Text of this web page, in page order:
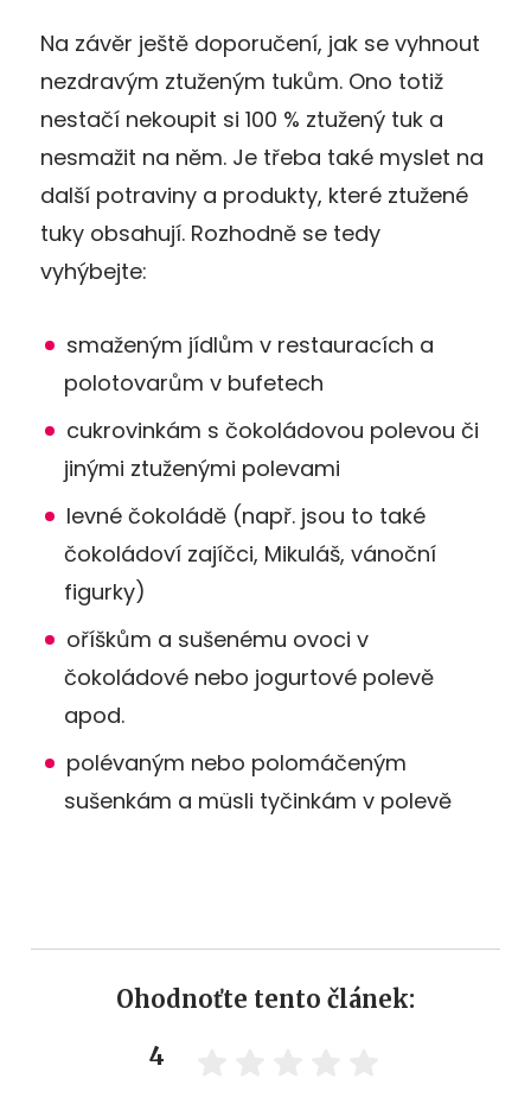
Na závěr ještě doporučení, jak se vyhnout
nezdravým ztuženým tukům. Ono totiž
nestačí nekoupit si 100 % ztužený tuk a
nesmažit na něm. Je třeba také myslet na
další potraviny a produkty, které ztužené
tuky obsahují. Rozhodně se tedy
vyhýbejte:
smaženým jídlům v restauracích a
polotovarům v bufetech
cukrovinkám s čokoládovou polevou či
jinými ztuženými polevami
levné čokoládě (např. jsou to také
čokoládoví zajíčci, Mikuláš, vánoční
figurky)
oříškům a sušenému ovoci v
čokoládové nebo jogurtové polevě
apod.
polévaným nebo polomáčeným
sušenkám a müsli tyčinkám v polevě
Ohodnoťte tento článek:
4